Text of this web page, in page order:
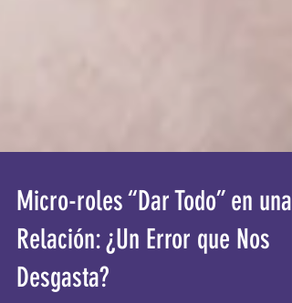
Micro-roles “Dar Todo” en una
Relación: ¿Un Error que Nos